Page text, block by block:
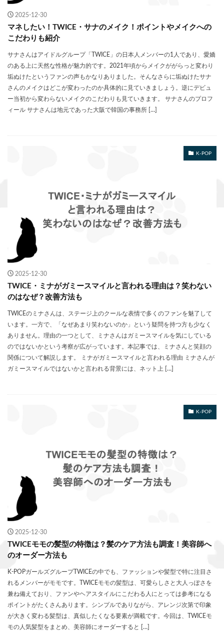
2025-12-30
マネしたい！TWICE・サナのメイク！ポイントやメイクへの
こだわりも紹介
サナさんはアイドルグループ「TWICE」の日本人メンバーの1人であり、愛嬌
のある上に天然な性格が魅力的です。2021年頃からメイクががらっと変わり
垢ぬけたというファンの声もかなりありました。そんなさらに垢ぬけたサナ
さんのメイクはどこが変わったのか具体的に見ていきましょう。逆にデビュ
ー当初から変わらないメイクのこだわりも見ていきます。 サナさんのプロフ
ィール サナさんは地元であった大阪で韓国の事務所 […]
K-POP
2025-12-30
TWICE・ミナがガミースマイルと言われる理由は？笑わない
のはなぜ？改善方法も
TWICEのミナさんは、ステージ上のクールな表情で多くのファンを魅了して
います。一方で、「なぜあまり笑わないのか」という疑問を持つ方も少なく
ありません。理由の一つとして、ミナさんはガミースマイルを気にしている
のではないかという考察が広がっています。本記事では、ミナさんと笑顔の
関係について解説します。 ミナがガミースマイルと言われる理由 ミナさんが
ガミースマイルではないかと言われる背景には、ネット上 […]
K-POP
2025-12-30
TWICEモモの髪型の特徴は？髪のケア方法も調査！美容師へ
のオーダー方法も
K-POPガールズグループTWICEの中でも、ファッションや髪型で特に注目さ
れるメンバーがモモです。TWICEモモの髪型は、可愛らしさと大人っぽさを
兼ね備えており、ファンやヘアスタイルにこだわる人にとっては参考になる
ポイントがたくさんあります。シンプルでありながら、アレンジ次第で印象
が大きく変わる髪型は、真似したくなる要素が満載です。今回は、TWICEモ
モの人気髪型をまとめ、美容師にオーダーすると […]